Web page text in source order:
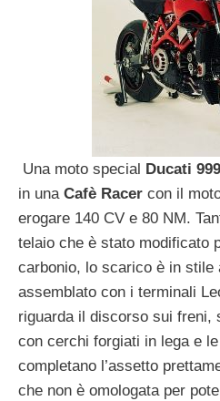
Una moto special Ducati 999
in una Cafè Racer con il
erogare 140 CV e 80 NM.
telaio che è stato modificato
carbonio, lo scarico è in stile
assemblato con i terminali
riguarda il discorso sui freni,
con cerchi forgiati in lega e
completano l’assetto
che non è omologata per